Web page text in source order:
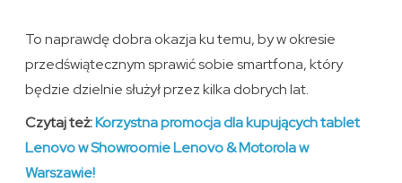
To naprawdę dobra okazja ku temu, by w okresie
przedświątecznym sprawić sobie smartfona, który
będzie dzielnie służył przez kilka dobrych lat.
Czytaj też:Korzystna promocja dla kupujących tablet
Lenovo w Showroomie Lenovo & Motorola w
Warszawie!